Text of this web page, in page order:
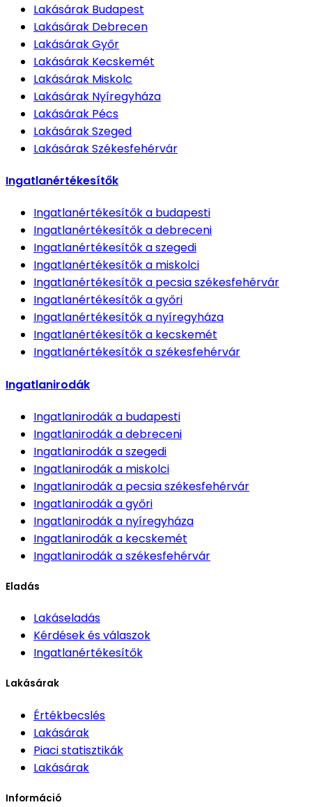
Lakásárak Budapest
Lakásárak Debrecen
LakásárakGyőr
Lakásárak Kecskemét
Lakásárak Miskolc
Lakásárak Nyíregyháza
Lakásárak Pécs
LakásárakSzeged
LakásárakSzékesfehérvár
Ingatlanértékesítők
Ingatlanértékesítőka budapesti
Ingatlanértékesítőka debreceni
Ingatlanértékesítőka szegedi
Ingatlanértékesítőka miskolci
Ingatlanértékesítőka pecsia székesfehérvár
Ingatlanértékesítőka győri
Ingatlanértékesítőka nyíregyháza
Ingatlanértékesítőka kecskemét
Ingatlanértékesítőka székesfehérvár
Ingatlanirodák
Ingatlanirodáka budapesti
Ingatlanirodáka debreceni
Ingatlanirodáka szegedi
Ingatlanirodáka miskolci
Ingatlanirodáka pecsia székesfehérvár
Ingatlanirodáka győri
Ingatlanirodáka nyíregyháza
Ingatlanirodáka kecskemét
Ingatlanirodáka székesfehérvár
Eladás
Lakáseladás
Kérdések és válaszok
Ingatlanértékesítők
Lakásárak
Értékbecslés
Lakásárak
Piaci statisztikák
Lakásárak
Információ